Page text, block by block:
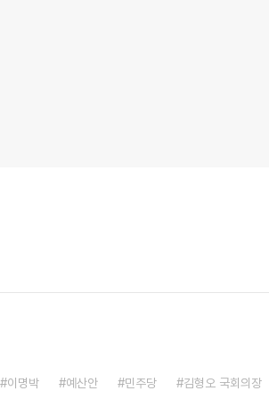
이명박 예산안 민주당 김형오 국회의장